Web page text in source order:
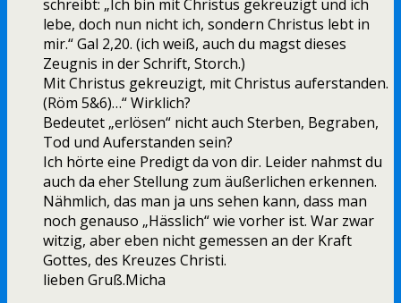
schreibt: „Ich bin mit Christus gekreuzigt und ich
lebe, doch nun nicht ich, sondern Christus lebt in
mir.“ Gal 2,20. (ich weiß, auch du magst dieses
Zeugnis in der Schrift, Storch.)
Mit Christus gekreuzigt, mit Christus auferstanden.
(Röm 5&6)…“ Wirklich?
Bedeutet „erlösen“ nicht auch Sterben, Begraben,
Tod und Auferstanden sein?
Ich hörte eine Predigt da von dir. Leider nahmst du
auch da eher Stellung zum äußerlichen erkennen.
Nähmlich, das man ja uns sehen kann, dass man
noch genauso „Hässlich“ wie vorher ist. War zwar
witzig, aber eben nicht gemessen an der Kraft
Gottes, des Kreuzes Christi.
lieben Gruß.Micha